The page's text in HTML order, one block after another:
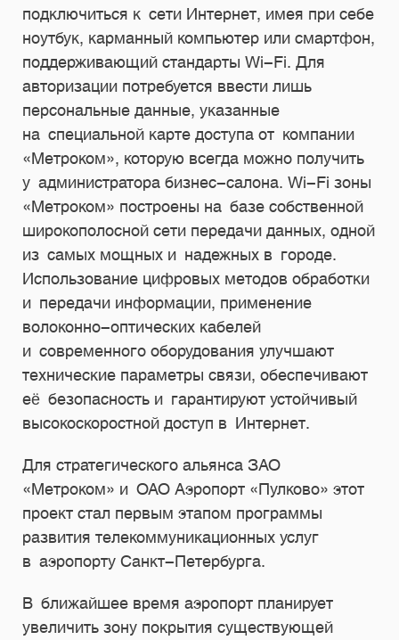
подключиться к сети Интернет, имея при себе
ноутбук, карманный компьютер или смартфон,
поддерживающий стандарты Wi-Fi. Для
авторизации потребуется ввести лишь
персональные данные, указанные
на специальной карте доступа от компании
«Метроком», которую всегда можно получить
у администратора бизнес-салона. Wi-Fi зоны
«Метроком» построены на базе собственной
широкополосной сети передачи данных, одной
из самых мощных и надежных в городе.
Использование цифровых методов обработки
и передачи информации, применение
волоконно-оптических кабелей
и современного оборудования улучшают
технические параметры связи, обеспечивают
её безопасность и гарантируют устойчивый
высокоскоростной доступ в Интернет.
Для стратегического альянса ЗАО
«Метроком» и ОАО Аэропорт «Пулково» этот
проект стал первым этапом программы
развития телекоммуникационных услуг
в аэропорту Санкт-Петербурга.
В ближайшее время аэропорт планирует
увеличить зону покрытия существующей